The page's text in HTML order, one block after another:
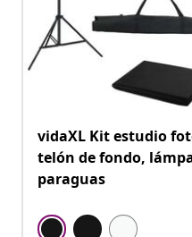
vidaXL Kit estudio
telón de fondo,
paraguas